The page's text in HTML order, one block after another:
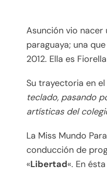
Asunción vio nacer
paraguaya; una
2012. Ella es
Su trayectoria en
teclado, pasando
artísticas del
La Miss Mundo
conducción de
«Libertad«. En